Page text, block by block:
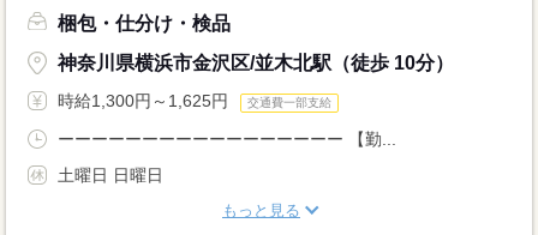
梱包・仕分け・検品
神奈川県横浜市金沢区/並木北駅（徒歩 10分）
時給1,300円～1,625円 交通費一部支給
ーーーーーーーーーーーーーーーーー 【勤...
土曜日 日曜日
もっと見る